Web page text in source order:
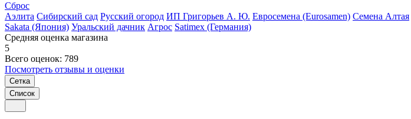
Сброс
Аэлита Сибирский сад Русский огород ИП Григорьев А. Ю. Евросемена (Eurosamen) Семена Алтая
Sakata (Япония) Уральский дачник Агрос Satimex (Германия)
Средняя оценка магазина
5
Всего оценок: 789
Посмотреть отзывы и оценки
Сетка
Список